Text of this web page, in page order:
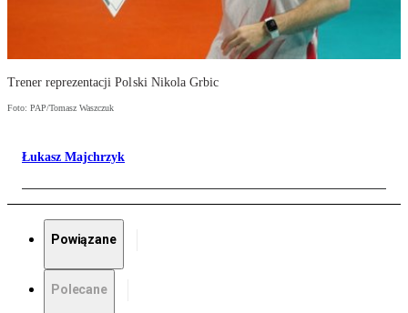
Trener reprezentacji Polski Nikola Grbic
Foto: PAP/Tomasz Waszczuk
Łukasz Majchrzyk
Powiązane
Polecane